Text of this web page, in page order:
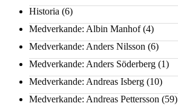
Historia (6)
Medverkande: Albin Manhof(4)
Medverkande: Anders Nilsson (6)
Medverkande: Anders Söderberg (1)
Medverkande: Andreas Isberg (10)
Medverkande: Andreas Pettersson (59)